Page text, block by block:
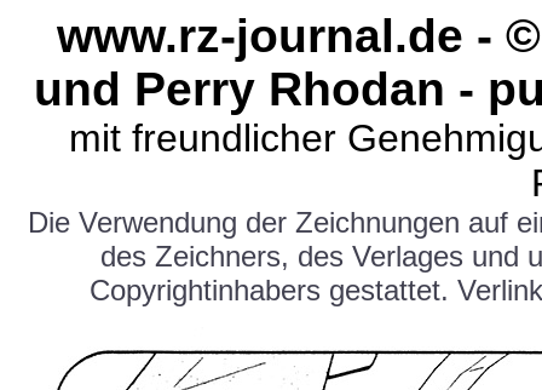
www.rz-journal.de -
und Perry Rhodan -
mit freundlicher
Die Verwendung der Zeichnungen auf
des Zeichners, des Verlages und
Copyrightinhabers gestattet.